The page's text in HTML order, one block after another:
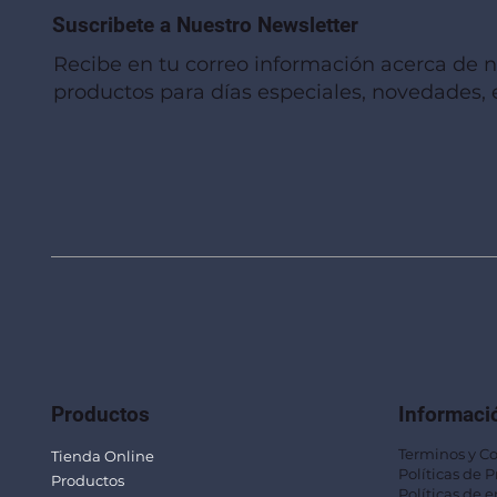
Suscribete a Nuestro Newsletter
Recibe en tu correo información acerca de
productos para días especiales, novedades,
Productos
Tienda Online
Productos
Terminos y
Políticas de